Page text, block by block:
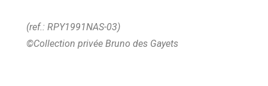
(ref.: RPY1991NAS-03)
©Collection privée Bruno des Gayets